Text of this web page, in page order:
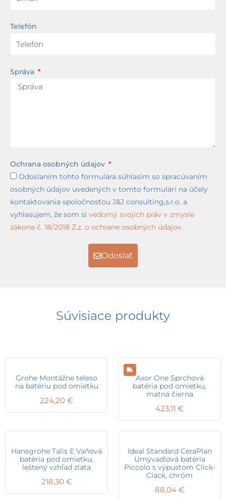
Telefón
Správa
Ochrana osobných údajov
Odoslaním tohto formulára súhlasím so spracúvaním
osobných údajov uvedených v tomto formulári na účely
kontaktovania spoločnosťou J&J consulting,s.r.o. a
vyhlasujem, že som si vedomý svojich práv v zmysle
zákona č. 18/2018 Z.z. o ochrane osobných údajov.
Odoslať
Súvisiace produkty
Grohe Montážne teleso
na batériu pod omietku
224,20 €
Axor One Sprchová
batéria pod omietku,
matná čierna
423,11 €
Hansgrohe Talis E Vaňová
batéria pod omietku,
leštený vzhľad zlata
218,30 €
Ideal Standard CeraPlan
Umývadlová batéria
Piccolo s výpustom Click-
Clack, chróm
88,04 €